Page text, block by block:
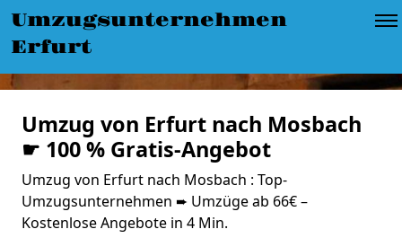
Umzugsunternehmen
Erfurt
Umzug von Erfurt nach Mosbach
☛ 100 % Gratis-Angebot
Umzug von Erfurt nach Mosbach : Top-
Umzugsunternehmen ➨ Umzüge ab 66€ –
Kostenlose Angebote in 4 Min.